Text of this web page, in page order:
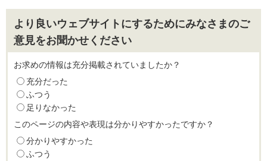
より良いウェブサイトにするためにみなさまのご
意見をお聞かせください
お求めの情報は充分掲載されていましたか？
充分だった
ふつう
足りなかった
このページの内容や表現は分かりやすかったですか？
分かりやすかった
ふつう